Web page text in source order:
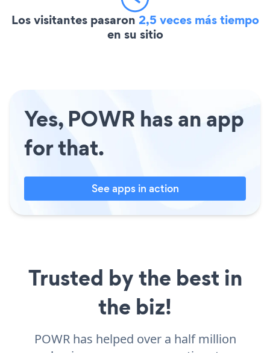
Los visitantes pasaron 2,5 veces más tiempo
en su sitio
Yes, POWR has an app
for that.
See apps in action
Trusted by the best in
the biz!
POWR has helped over a half million